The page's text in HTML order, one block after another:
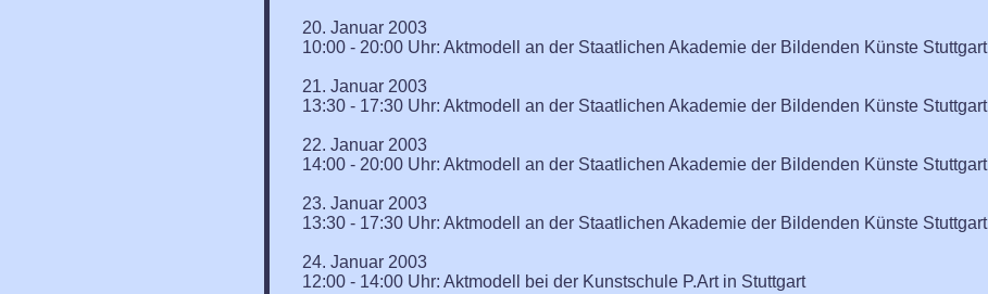
20. Januar 2003
10:00 - 20:00 Uhr: Aktmodell an der Staatlichen Akademie der Bildenden Künste Stuttgart
21. Januar 2003
13:30 - 17:30 Uhr: Aktmodell an der Staatlichen Akademie der Bildenden Künste Stuttgart
22. Januar 2003
14:00 - 20:00 Uhr: Aktmodell an der Staatlichen Akademie der Bildenden Künste Stuttgart
23. Januar 2003
13:30 - 17:30 Uhr: Aktmodell an der Staatlichen Akademie der Bildenden Künste Stuttgart
24. Januar 2003
12:00 - 14:00 Uhr: Aktmodell bei der Kunstschule P.Art in Stuttgart